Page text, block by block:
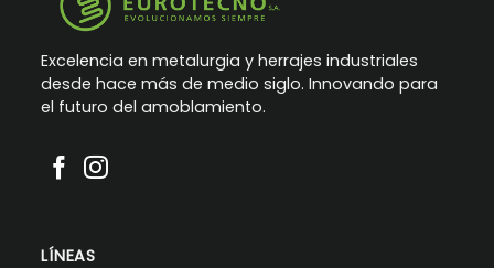
Excelencia en metalurgia y herrajes industriales
desde hace más de medio siglo. Innovando para
el futuro del amoblamiento.
LÍNEAS